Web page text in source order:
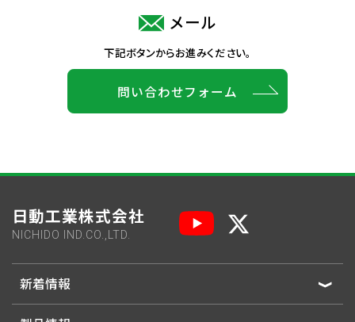
メール
下記ボタンからお進みください。
問い合わせフォーム
日動工業株式会社
NICHIDO IND.CO.,LTD.
新着情報